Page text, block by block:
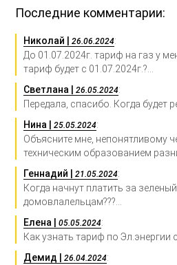
Последние комментарии:
Николай |26.06.2024:
До 01.07.2024г. тариф на газ у
тариф будет с 01.07.2024г.?...
Светлана |26.05.2024:
Передала, спасибо. Когда будет
Нина |25.05.2024:
Объясните мне, непонятливому
техническим образованием
Геннадий |21.05.2024:
Когда начнут платить за
домовлалельцам???...
Елена |05.05.2024:
Как узнать тариф по Эл.энергии
Демид |26.04.2024: